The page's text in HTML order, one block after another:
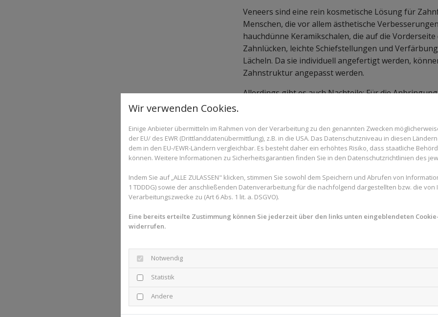
Veneers sind eine rein kosmetische Lösung für
Menschen, die vor allem ästhetische
hauchdünne Keramikschalen, die auf die
Zahnlücken, leichte Schiefstellungen und
Lächeln. Da sie individuell angefertigt werden,
Zahnstruktur angepasst werden.
Allerdings gibt es auch Nachteile: Für die
des Zahnschmelzes abgeschliffen werden. Dies
ohne Veneers nicht mehr in ihrem natürlichen
keine funktionelle Lösung zur Korrektur von
Maßnahme.
Zahnumformung und
Eine weitere Möglichkeit zur Verbesserung des
kosmetische Konturierung. Diese Technik eignet
Unregelmäßigkeiten, wie leicht ungleichmäßige
Durch gezieltes Abschleifen oder den Aufbau mit
der Zähne harmonisiert werden. Die Behandlung
Sitzung durchgeführt werden.
Diese Methode eignet sich jedoch nicht für größere
funktionellen Einfluss auf die Zahnstellung hat.
Wir verwenden Cookies.
Einige Anbieter übermitteln im Rahmen von der Verarbeitung zu den genannten Zwecken
der EU/ des EWR (Drittlanddatenübermittlung), z.B. in die USA. Das Datenschutzniveau in diesen
dem in den EU-/EWR-Ländern vergleichbar. Es besteht daher ein erhöhtes Risiko, dass staatliche
können. Weitere Informationen zu Sicherheitsgarantien finden Sie in den Datenschutzrichtlinien des
Indem Sie auf „ALLE ZULASSEN" klicken, stimmen Sie sowohl dem Speichern und Abrufen von
1 TDDDG) sowie der anschließenden Datenverarbeitung für die nachfolgend dargestellten bzw. die
Verarbeitungszwecke zu (Art 6 Abs. 1 lit. a. DSGVO).
Eine bereits erteilte Zustimmung können Sie jederzeit über den links unten eingeblendeten
widerrufen.
Notwendig
Statistik
Andere